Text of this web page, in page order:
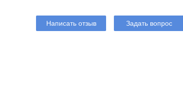
Написать отзыв Задать вопрос